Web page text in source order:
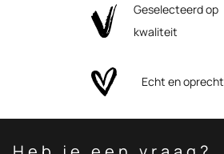
Geselecteerd op
kwaliteit
Echt en oprecht